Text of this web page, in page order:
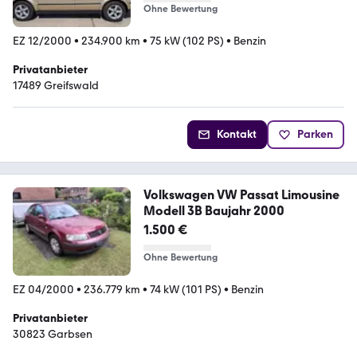
Ohne Bewertung
EZ 12/2000 • 234.900 km • 75 kW (102 PS) • Benzin
Privatanbieter
17489 Greifswald
Kontakt Parken
Volkswagen VW Passat Limousine
Modell 3B Baujahr 2000
1.500 €
Ohne Bewertung
EZ 04/2000 • 236.779 km • 74 kW (101 PS) • Benzin
Privatanbieter
30823 Garbsen